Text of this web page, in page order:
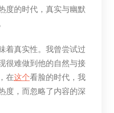
度的时代，真实与幽默
着真实性。我曾尝试过
很难做到他的自然与接
在这个看脸的时代，我
度，而忽略了内容的深